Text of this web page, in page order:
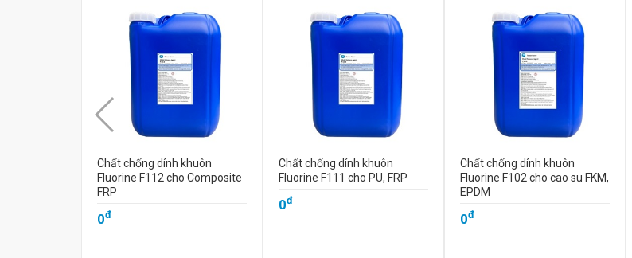
Chất chống dính khuôn
Fluorine F112 cho Composite
FRP
0đ
Chất chống dính khuôn
Fluorine F111 cho PU, FRP
0đ
Chất chống dính khuôn
Fluorine F102 cho cao su FKM,
EPDM
0đ